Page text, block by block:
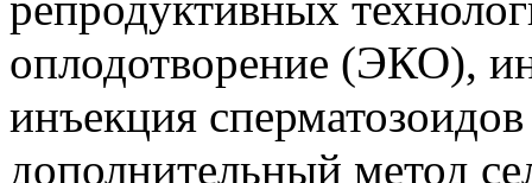
оплодотворение (ЭКО),
инъекция
дополнительный метод